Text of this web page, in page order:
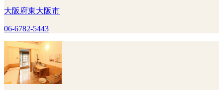
大阪府東大阪市
06-6782-5443